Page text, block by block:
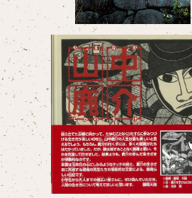
山中鹿介物語（絵本）
¥1,650